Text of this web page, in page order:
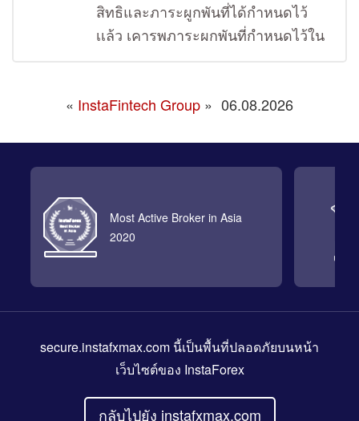
« InstaFintech Group » 06.08.2026
Most Active Broker in Asia
2020
secure.instafxmax.com นี้เป็นพื้นที่ปลอดภัยบนหน้า
เว็บไซต์ของ InstaForex
กลับไปยัง instafxmax.com